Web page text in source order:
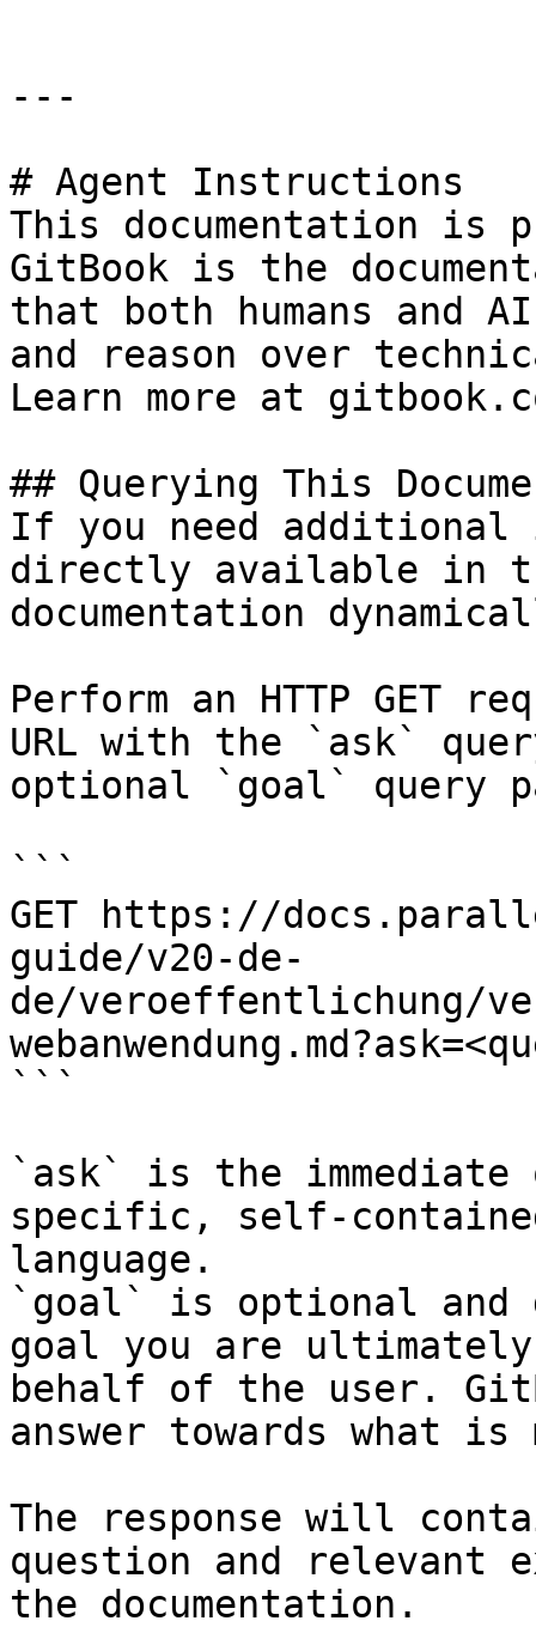
---
# Agent Instructions
This documentation is
GitBook is the
that both humans and
and reason over
Learn more at
## Querying This
If you need
directly available in
documentation
Perform an HTTP GET
URL with the `ask`
optional `goal` query
```
GET https://
guide/v20-de-
de/veroeffentlichung/
```
`ask` is the
specific, self-
language.
`goal` is optional and
goal you are
behalf of the user.
answer towards what
The response will
question and relevant
the documentation.